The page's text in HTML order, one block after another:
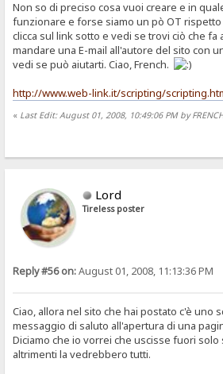
Non so di preciso cosa vuoi creare e in
funzionare e forse siamo un pò OT
clicca sul link sotto e vedi se trovi ciò che fa
mandare una E-mail all'autore del sito con
vedi se può aiutarti. Ciao, French.
http://www.web-link.it/scripting/
« Last Edit: August 01, 2008, 10:49:06 PM by
Lord
Tireless poster
Reply #56 on:August 01, 2008, 11:13:36 PM
Ciao, allora nel sito che hai postato c'è uno
messaggio di saluto all'apertura di una
Diciamo che io vorrei che uscisse fuori solo
altrimenti la vedrebbero tutti.